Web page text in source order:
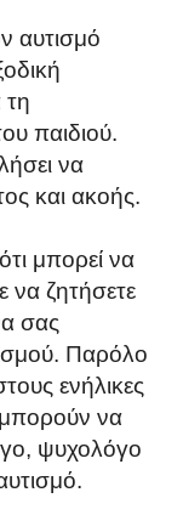
αυτισμό
τη
παιδιού.
να
και ακοής.
μπορεί να
να ζητήσετε
σας
Παρόλο
ενήλικες
να
ψυχολόγο